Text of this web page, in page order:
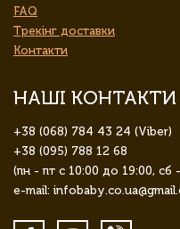
FAQ
Трекінг доставки
Контакти
НАШІ КОНТАКТИ
+38 (068) 784 43 24 (Viber)
+38 (095) 788 12 68
(пн - пт с 10:00 до 19:00, сб
e-mail: